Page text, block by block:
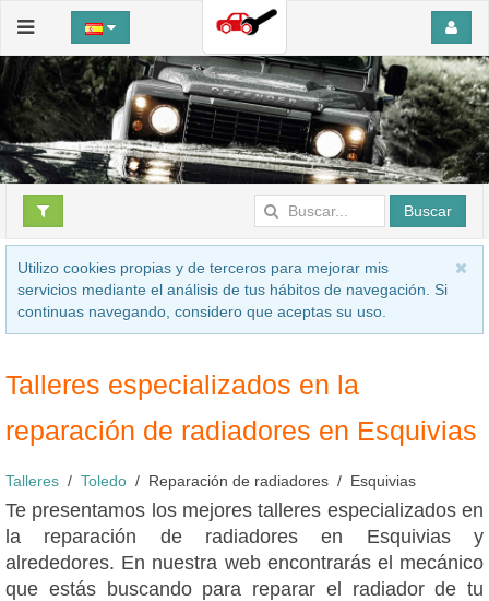
Buscar
Utilizo cookies propias y de terceros para mejorar mis
servicios mediante el análisis de tus hábitos de navegación. Si
continuas navegando, considero que aceptas su uso.
Talleres especializados en la
reparación de radiadores en Esquivias
Talleres Toledo Reparación de radiadores Esquivias
Te presentamos los mejores talleres especializados en
la reparación de radiadores en Esquivias y
alrededores. En nuestra web encontrarás el mecánico
que estás buscando para reparar el radiador de tu